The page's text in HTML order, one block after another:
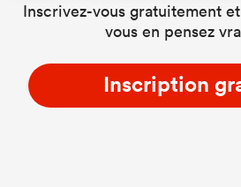
Inscrivez-vous gratuitement
vous en pensez
Inscription